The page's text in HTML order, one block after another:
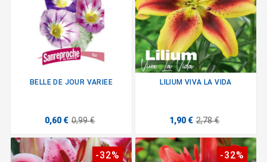
BELLE DE JOUR VARIEE
0,60 € 0,99 €
LILIUM VIVA LA VIDA
1,90 € 2,78 €
-32% -32%